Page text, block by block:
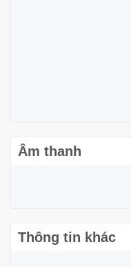
Âm thanh
Thông tin khác